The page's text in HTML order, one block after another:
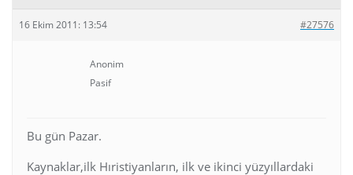
16 Ekim 2011: 13:54 #27576
Anonim
Pasif
Bu gün Pazar.
Kaynaklar,ilk Hıristiyanların, ilk ve ikinci yüzyıllardaki